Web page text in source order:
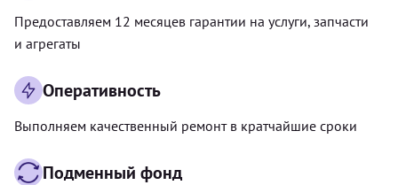
Предоставляем 12 месяцев гарантии на услуги, запчасти
и агрегаты
Оперативность
Выполняем качественный ремонт в кратчайшие сроки
Подменный фонд